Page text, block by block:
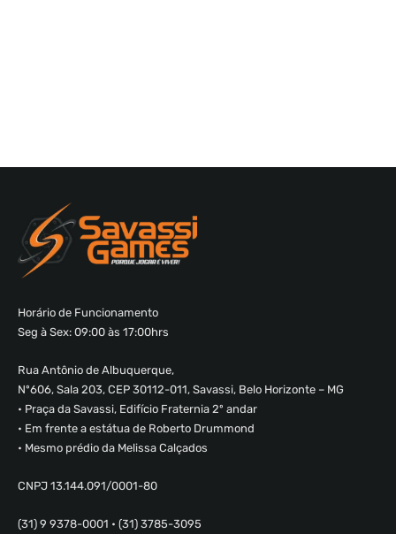
Horário de Funcionamento
Seg à Sex: 09:00 às 17:00hrs
Rua Antônio de Albuquerque,
Nº606, Sala 203, CEP 30112-011, Savassi, Belo Horizonte – MG
• Praça da Savassi, Edifício Fraternia 2º andar
• Em frente a estátua de Roberto Drummond
• Mesmo prédio da Melissa Calçados
CNPJ 13.144.091/0001-80
(31) 9 9378-0001 • (31) 3785-3095